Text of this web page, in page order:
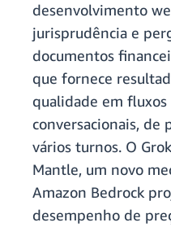
desenvolvimento
jurisprudência e
documentos
que fornece
qualidade em
conversacionais, de
vários turnos. O
Mantle, um novo
Amazon Bedrock
desempenho de